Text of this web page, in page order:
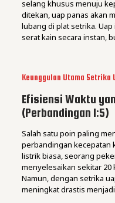
selang khusus menuju
ditekan, uap panas akan
lubang di plat setrika.
serat kain secara instan,
Keunggulan Utama
Efisiensi Waktu
(Perbandingan 1:5)
Salah satu poin paling
perbandingan kecepatan
listrik biasa, seorang
menyelesaikan sekitar 20
Namun, dengan setrika
meningkat drastis